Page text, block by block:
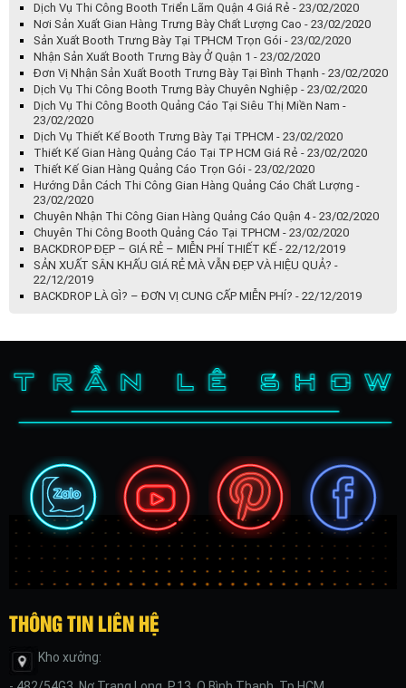
Dịch Vụ Thi Công Booth Triển Lãm Quận 4 Giá Rẻ - 23/02/2020
Nơi Sản Xuất Gian Hàng Trưng Bày Chất Lượng Cao - 23/02/2020
Sản Xuất Booth Trưng Bày Tại TPHCM Trọn Gói - 23/02/2020
Nhận Sản Xuất Booth Trưng Bày Ở Quận 1 - 23/02/2020
Đơn Vị Nhận Sản Xuất Booth Trưng Bày Tại Bình Thạnh - 23/02/2020
Dịch Vụ Thi Công Booth Trưng Bày Chuyên Nghiệp - 23/02/2020
Dịch Vụ Thi Công Booth Quảng Cáo Tại Siêu Thị Miền Nam -
23/02/2020
Dịch Vụ Thiết Kế Booth Trưng Bày Tại TPHCM - 23/02/2020
Thiết Kế Gian Hàng Quảng Cáo Tại TP HCM Giá Rẻ - 23/02/2020
Thiết Kế Gian Hàng Quảng Cáo Trọn Gói - 23/02/2020
Hướng Dẫn Cách Thi Công Gian Hàng Quảng Cáo Chất Lượng -
23/02/2020
Chuyên Nhận Thi Công Gian Hàng Quảng Cáo Quận 4 - 23/02/2020
Chuyên Thi Công Booth Quảng Cáo Tại TPHCM - 23/02/2020
BACKDROP ĐẸP – GIÁ RẺ – MIỄN PHÍ THIẾT KẾ - 22/12/2019
SẢN XUẤT SÂN KHẤU GIÁ RẺ MÀ VẪN ĐẸP VÀ HIỆU QUẢ? -
22/12/2019
BACKDROP LÀ GÌ? – ĐƠN VỊ CUNG CẤP MIỄN PHÍ? - 22/12/2019
THÔNG TIN LIÊN HỆ
Kho xưởng: